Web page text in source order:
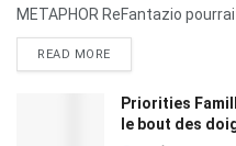
METAPHOR ReFantazio
READ MORE
Priorities
le bout des